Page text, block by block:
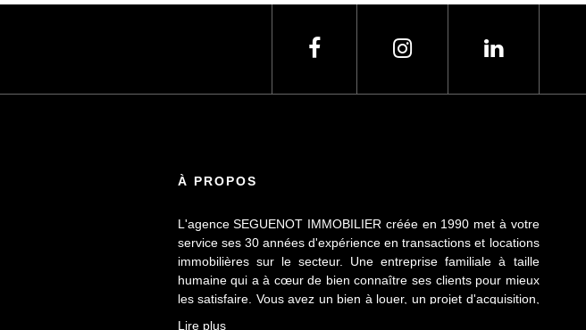
À PROPOS
L'agence SEGUENOT IMMOBILIER créée en 1990 met à votre
service ses 30 années d'expérience en transactions et locations
immobilières sur le secteur. Une entreprise familiale à taille
humaine qui a à cœur de bien connaître ses clients pour mieux
les satisfaire. Vous avez un bien à louer, un projet d'acquisition,
Lire plus